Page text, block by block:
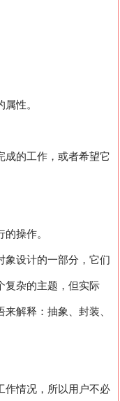
性。
成的工作，或者希望它
操作。
象设计的一部分，它们
复杂的主题，但实际
解释：抽象、封装、
作情况，所以用户不必